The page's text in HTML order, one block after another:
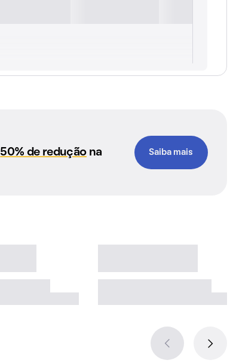
50% de reduçãona
Saiba mais